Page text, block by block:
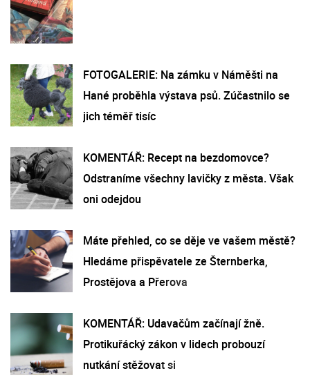
FOTOGALERIE: Na zámku v Náměšti na
Hané proběhla výstava psů. Zúčastnilo se
jich téměř tisíc
KOMENTÁŘ: Recept na bezdomovce?
Odstraníme všechny lavičky z města. Však
oni odejdou
Máte přehled, co se děje ve vašem městě?
Hledáme přispěvatele ze Šternberka,
Prostějova a Přerova
KOMENTÁŘ: Udavačům začínají žně.
Protikuřácký zákon v lidech probouzí
nutkání stěžovat si